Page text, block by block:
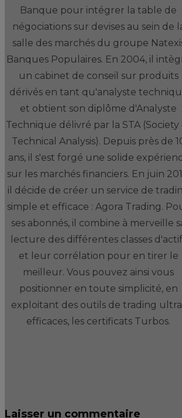
Banque pour intégrer la table de
négociations sur devises au sein de
salle des marchés du groupe
Banques Populaires. En 2004, il
un cabinet de conseil sur produits
dérivés en tant qu'analyste
et obtient son diplôme d'Analyste
Technique délivré par la STA (Society
Technical Analysis). Depuis près de
ans, il s'est forgé une solide
sur les marchés financiers. En juin
il décide de créer un service de
simple et efficace : Agora Trading.
ses abonnés, il combine à merveille
lecture des différentes classes
et leur corrélation pour en tirer le
meilleur. Vous pouvez ainsi vous
positionner en toute simplicité, en
exploitant des outils de trading
efficaces, les certificats Turbos.
Laisser un commentaire